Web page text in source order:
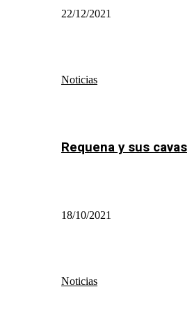
22/12/2021
Noticias
Requena y sus cavas
18/10/2021
Noticias